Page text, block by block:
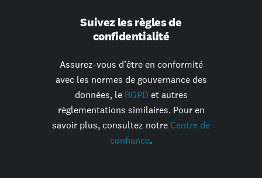
Suivez les règles de
confidentialité
Assurez-vous d’être en conformité
avec les normes de gouvernance des
données, le RGPD et autres
règlementations similaires. Pour en
savoir plus, consultez notreCentre de
confiance.